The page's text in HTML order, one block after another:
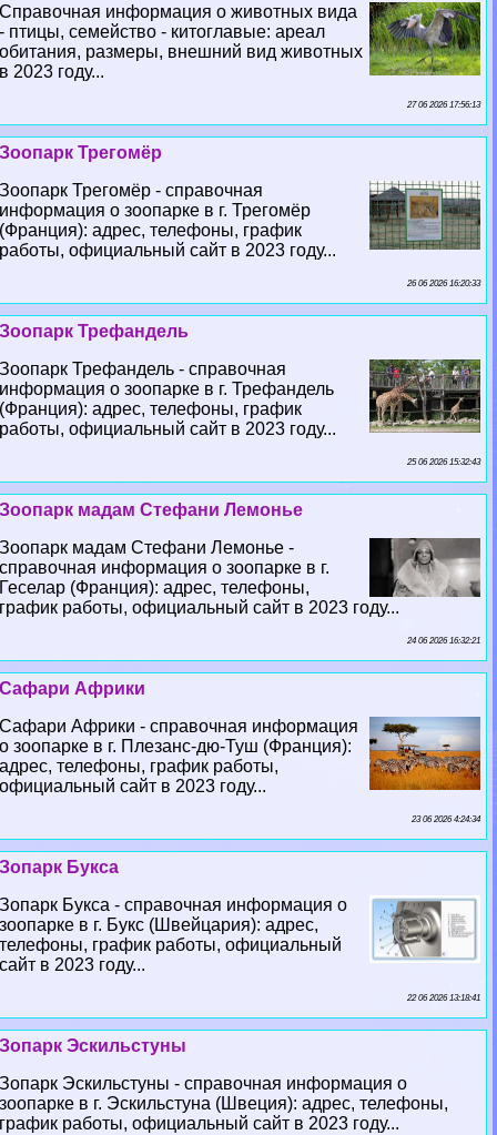
Справочная информация о животных вида
- птицы, семейство - китоглавые: ареал
обитания, размеры, внешний вид животных
в 2023 году...
27 06 2026 17:56:13
Зоопарк Трегомёр
Зоопарк Трегомёр - справочная
информация о зоопарке в г. Трегомёр
(Франция): адрес, телефоны, график
работы, официальный сайт в 2023 году...
26 06 2026 16:20:33
Зоопарк Трефандель
Зоопарк Трефандель - справочная
информация о зоопарке в г. Трефандель
(Франция): адрес, телефоны, график
работы, официальный сайт в 2023 году...
25 06 2026 15:32:43
Зоопарк мадам Стефани Лемонье
Зоопарк мадам Стефани Лемонье -
справочная информация о зоопарке в г.
Геселар (Франция): адрес, телефоны,
график работы, официальный сайт в 2023 году...
24 06 2026 16:32:21
Сафари Африки
Сафари Африки - справочная информация
о зоопарке в г. Плезанс-дю-Туш (Франция):
адрес, телефоны, график работы,
официальный сайт в 2023 году...
23 06 2026 4:24:34
Зопарк Букса
Зопарк Букса - справочная информация о
зоопарке в г. Букс (Швейцария): адрес,
телефоны, график работы, официальный
сайт в 2023 году...
22 06 2026 13:18:41
Зопарк Эскильстуны
Зопарк Эскильстуны - справочная информация о
зоопарке в г. Эскильстуна (Швеция): адрес, телефоны,
график работы, официальный сайт в 2023 году...